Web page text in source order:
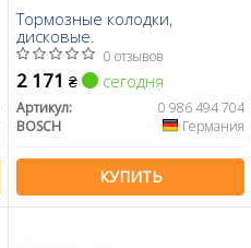
Тормозные колодки,
дисковые.
0 отзывов
2 171 ₴ сегодня
Артикул:
0 986 494 704
BOSCH
Германия
КУПИТЬ